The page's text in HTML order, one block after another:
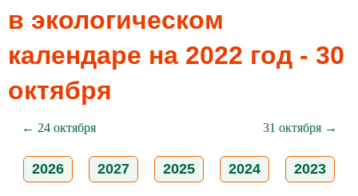
в экологическом
календаре на 2022 год - 30
октября
← 24 октября 31 октября →
2026 2027 2025 2024 2023